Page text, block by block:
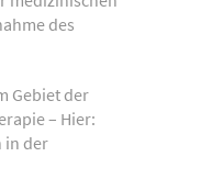
des
Gebiet der
– Hier:
in der